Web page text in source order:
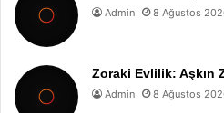
Admin 8 Ağustos
Zoraki Evlilik: Aşkın
Admin 8 Ağustos